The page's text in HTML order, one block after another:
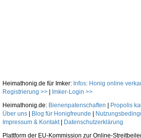
Heimathonig.de für Imker: Infos: Honig online
Registrierung >>
Imker-Login >>
Heimathonig.de: Bienenpatenschaften Propolis
Über uns
Blog für Honigfreunde
Impressum & Kontakt|
Datenschutzerklärung
Plattform der EU-Kommission zur Online-